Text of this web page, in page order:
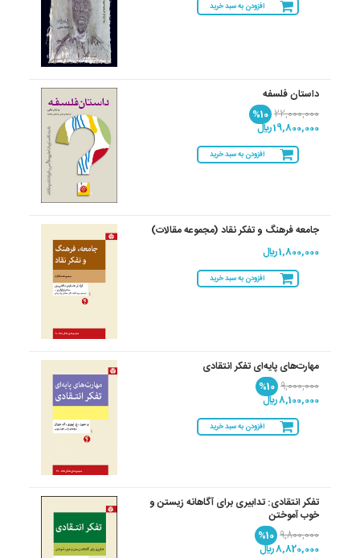
افزودن به سبد خرید
داستان فلسفه
22,000,000
%10
19,800,000 ريال
افزودن به سبد خرید
جامعه فرهنگ و تفکر نقاد (مجموعه مقالات)
1,800,000 ريال
افزودن به سبد خرید
مهارت‌های پایه‌ای تفکر انتقادی
9,000,000
%10
8,100,000 ريال
افزودن به سبد خرید
تفکر انتقادی: تدابیری برای آگاهانه زیستن و
خوب آموختن
9,800,000
%10
8,820,000 ريال